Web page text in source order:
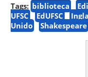
Tags: biblioteca
UFSC
EdUFSC
Unido
Shakespeare